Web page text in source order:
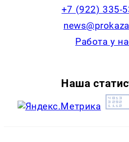
+7 (922) 335-
Работа у
Наша